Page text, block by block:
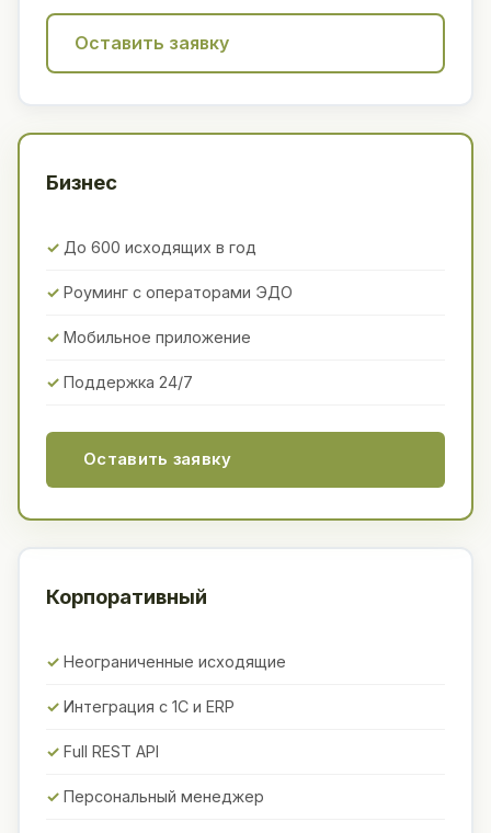
Оставить заявку
Бизнес
До 600 исходящих в год
Роуминг с операторами ЭДО
Мобильное приложение
Поддержка 24/7
Оставить заявку
Корпоративный
Неограниченные исходящие
Интеграция с 1С и ERP
Full REST API
Персональный менеджер